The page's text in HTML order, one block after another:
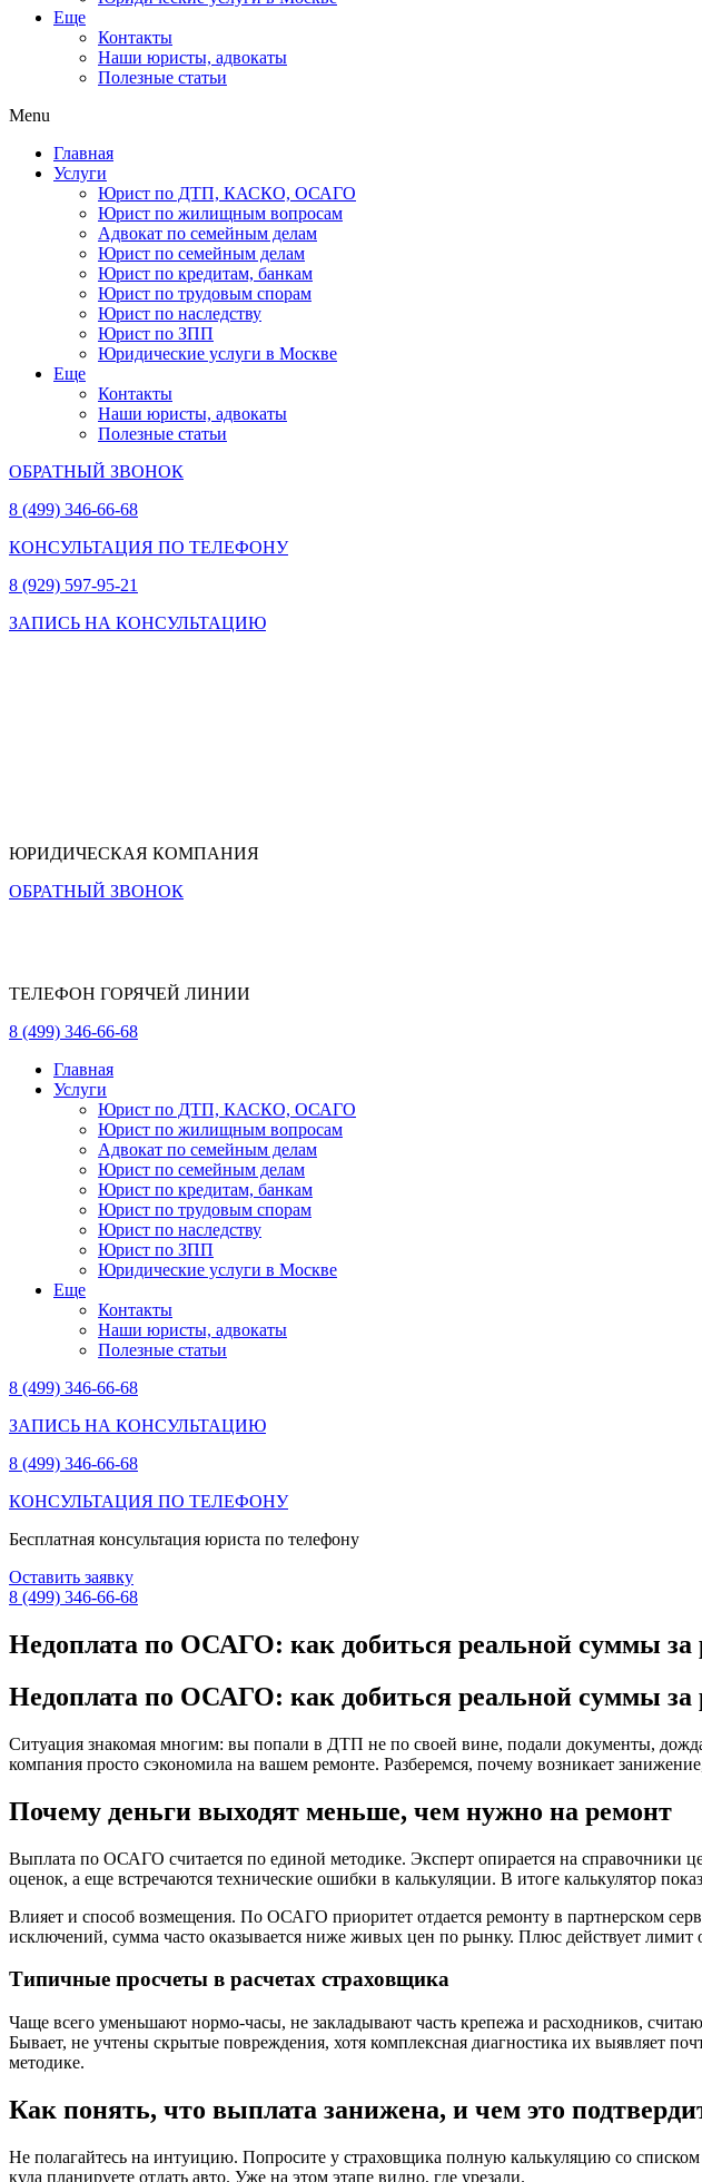
Еще
Контакты
Наши юристы, адвокаты
Полезные статьи
Menu
Главная
Услуги
Юрист по ДТП, КАСКО, ОСАГО
Юрист по жилищным вопросам
Адвокат по семейным делам
Юрист по семейным делам
Юрист по кредитам, банкам
Юрист по трудовым спорам
Юрист по наследству
Юрист по ЗПП
Юридические услуги в Москве
Еще
Контакты
Наши юристы, адвокаты
Полезные статьи
ОБРАТНЫЙ ЗВОНОК
8 (499) 346-66-68
КОНСУЛЬТАЦИЯ ПО ТЕЛЕФОНУ
8 (929) 597-95-21
ЗАПИСЬ НА КОНСУЛЬТАЦИЮ
ЮРИДИЧЕСКАЯ КОМПАНИЯ
ОБРАТНЫЙ ЗВОНОК
ТЕЛЕФОН ГОРЯЧЕЙ ЛИНИИ
8 (499) 346-66-68
Главная
Услуги
Юрист по ДТП, КАСКО, ОСАГО
Юрист по жилищным вопросам
Адвокат по семейным делам
Юрист по семейным делам
Юрист по кредитам, банкам
Юрист по трудовым спорам
Юрист по наследству
Юрист по ЗПП
Юридические услуги в Москве
Еще
Контакты
Наши юристы, адвокаты
Полезные статьи
8 (499) 346-66-68
ЗАПИСЬ НА КОНСУЛЬТАЦИЮ
8 (499) 346-66-68
КОНСУЛЬТАЦИЯ ПО ТЕЛЕФОНУ
Бесплатная консультация юриста по телефону
Оставить заявку
8 (499) 346-66-68
Недоплата по ОСАГО: как добиться реальной суммы
Недоплата по ОСАГО: как добиться реальной суммы
Ситуация знакомая многим: вы попали в ДТП не по своей вине, подали документы,
компания просто сэкономила на вашем ремонте. Разберемся, почему возникает
Почему деньги выходят меньше, чем нужно на ремонт
Выплата по ОСАГО считается по единой методике. Эксперт опирается на справочники
оценок, а еще встречаются технические ошибки в калькуляции. В итоге калькулятор
Влияет и способ возмещения. По ОСАГО приоритет отдается ремонту в партнерском
исключений, сумма часто оказывается ниже живых цен по рынку. Плюс действует лимит
Типичные просчеты в расчетах страховщика
Чаще всего уменьшают нормо-часы, не закладывают часть крепежа и расходников,
Бывает, не учтены скрытые повреждения, хотя комплексная диагностика их выявляет
методике.
Как понять, что выплата занижена, и чем это
Не полагайтесь на интуицию. Попросите у страховщика полную калькуляцию со
куда планируете отдать авто. Уже на этом этапе видно, где урезали.